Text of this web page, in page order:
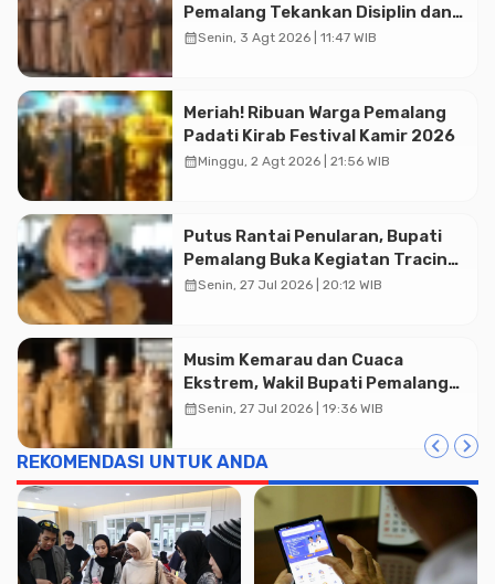
Pemalang Tekankan Disiplin dan
Soliditas ASN untuk Pelayanan
calendar_monthSenin, 3 Agt 2026 | 11:47 WIB
Meriah! Ribuan Warga Pemalang
Padati Kirab Festival Kamir 2026
calendar_monthMinggu, 2 Agt 2026 | 21:56 WIB
Putus Rantai Penularan, Bupati
Pemalang Buka Kegiatan Tracing
TBC Terintegrasi di Mulyoharjo
calendar_monthSenin, 27 Jul 2026 | 20:12 WIB
Musim Kemarau dan Cuaca
Ekstrem, Wakil Bupati Pemalang
Ingatkan ASN Waspada Bahaya
calendar_monthSenin, 27 Jul 2026 | 19:36 WIB
REKOMENDASI UNTUK ANDA